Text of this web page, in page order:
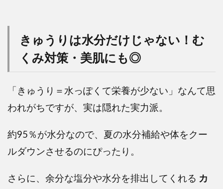
きゅうりは水分だけじゃない！む
くみ対策・美肌にも◎
「きゅうり＝水っぽくて栄養が少ない」なんて思
われがちですが、実は隠れた実力派。
約95％が水分なので、夏の水分補給や体をクー
ルダウンさせるのにぴったり。
さらに、余分な塩分や水分を排出してくれる カ